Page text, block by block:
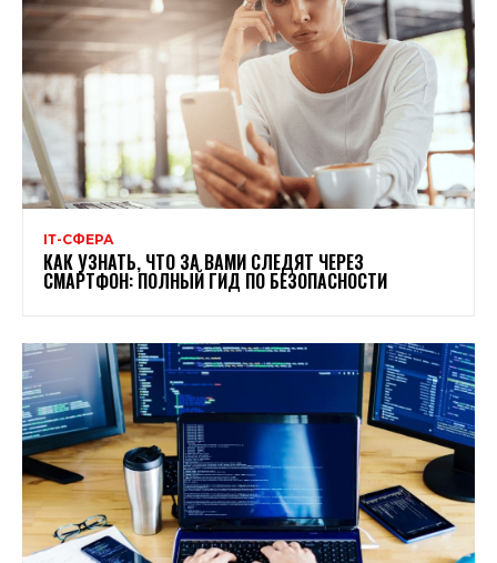
ІТ-СФЕРА
КАК УЗНАТЬ, ЧТО ЗА ВАМИ СЛЕДЯТ ЧЕРЕЗ
СМАРТФОН: ПОЛНЫЙ ГИД ПО БЕЗОПАСНОСТИ